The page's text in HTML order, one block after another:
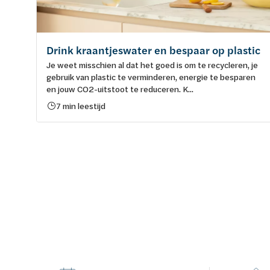
Drink kraantjeswater en bespaar op plastic
Je weet misschien al dat het goed is om te recycleren, je
gebruik van plastic te verminderen, energie te besparen
en jouw CO2-uitstoot te reduceren. K...
7 min leestijd